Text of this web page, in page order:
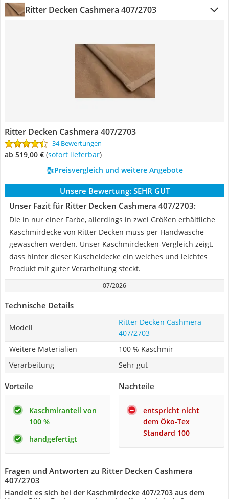
Ritter Decken Cashmera 407/2703
Ritter Decken Cashmera 407/2703
34 Bewertungen
ab 519,00 € ( Sofort lieferbar)
Preisvergleich und weitere Angebote
Unsere Bewertung: SEHR GUT
Unser Fazit für Ritter Decken Cashmera 407/2703:
Die in nur einer Farbe, allerdings in zwei Größen erhältliche
Kaschmirdecke von Ritter Decken muss per Handwäsche
gewaschen werden. Unser Kaschmirdecken-Vergleich zeigt,
dass hinter dieser Kuscheldecke ein weiches und leichtes
Produkt mit guter Verarbeitung steckt.
07/2026
Technische Details
Modell
Ritter Decken Cashmera
407/2703
Weitere Materialien
100 % Kaschmir
Verarbeitung
Sehr gut
Vorteile
Kaschmiranteil von
100 %
handgefertigt
Nachteile
entspricht nicht
dem Öko-Tex
Standard 100
Fragen und Antworten zu Ritter Decken Cashmera
407/2703
Handelt es sich bei der Kaschmirdecke 407/2703 aus dem